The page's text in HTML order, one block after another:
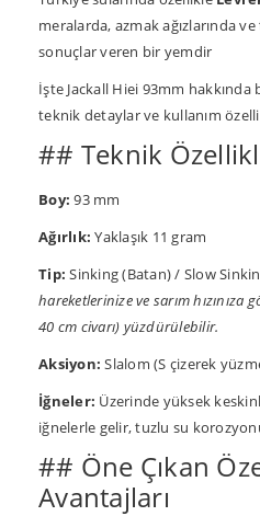
meralarda, azmak ağızlarında
sonuçlar veren bir yemdir
İşte Jackall Hiei 93mm
teknik detaylar ve kullanım
## Teknik
Boy: 93 mm
Ağırlık: Yaklaşık 11 gram
Tip: Sinking (Batan) / Slow
hareketlerinize ve sarım hızınıza
40 cm civarı) yüzdürülebilir.
Aksiyon: Slalom (S çizerek
İğneler: Üzerinde yüksek
iğnelerle gelir, tuzlu su
## Öne Çıkan
Avantajları